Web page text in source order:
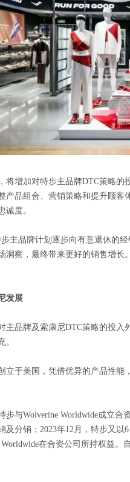
将增加对特步主品牌DTC策略的
产品组合、营销策略和提升顾
诚度。
主品牌计划逐步向有意退休的
洞察，最终带来更好的销售增长
发展
主品牌及索康尼DTC策略的投
。
立于美国，凭借优异的产品性能
步与Wolverine Worldwide成立
及分销；2023年12月，特步又以
Worldwide在合资公司所持权益